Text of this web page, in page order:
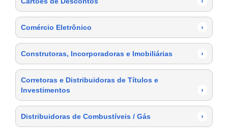
Comércio Eletrônico ›
Construtoras, Incorporadoras e Imobiliárias ›
Corretoras e Distribuidoras de Títulos e
Investimentos
›
Distribuidoras de Combustíveis / Gás ›